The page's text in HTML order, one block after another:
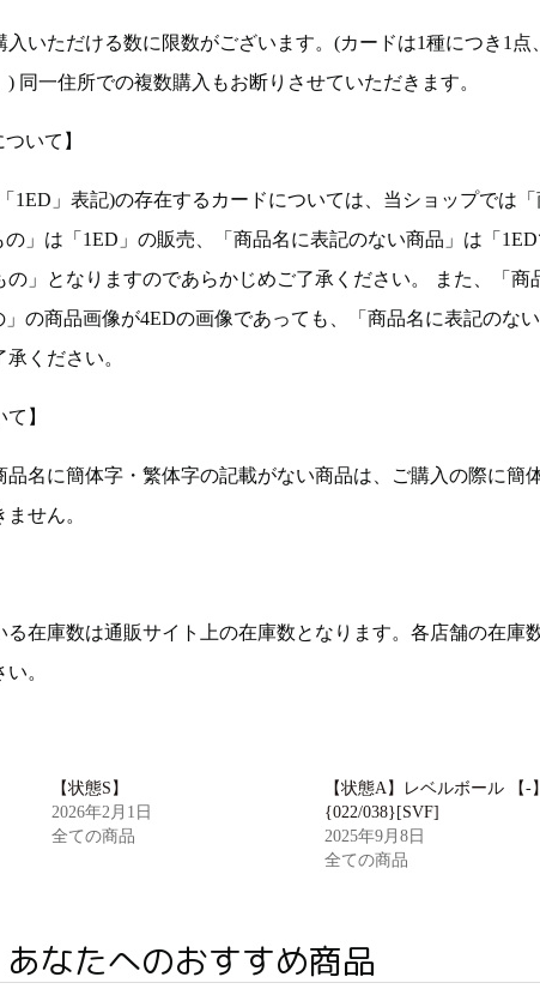
いただける数に限数がございます。(カードは1種につき1点
同一住所での複数購入もお断りさせていただきます。
いて】
1ED」表記)の存在するカードについては、当ショップでは「
」は「1ED」の販売、「商品名に表記のない商品」は「
」となりますのであらかじめご了承ください。 また、「商
」の商品画像が4EDの画像であっても、「商品名に表記のない
ください。
】
名に簡体字・繁体字の記載がない商品は、ご購入の際に簡
せん。
在庫数は通販サイト上の在庫数となります。各店舗の在庫
。
【状態S】
2026年2月1日
全ての商品
【状態A】レベルボール 【-】
{022/038}[SVF]
2025年9月8日
全ての商品
あなたへのおすすめ商品